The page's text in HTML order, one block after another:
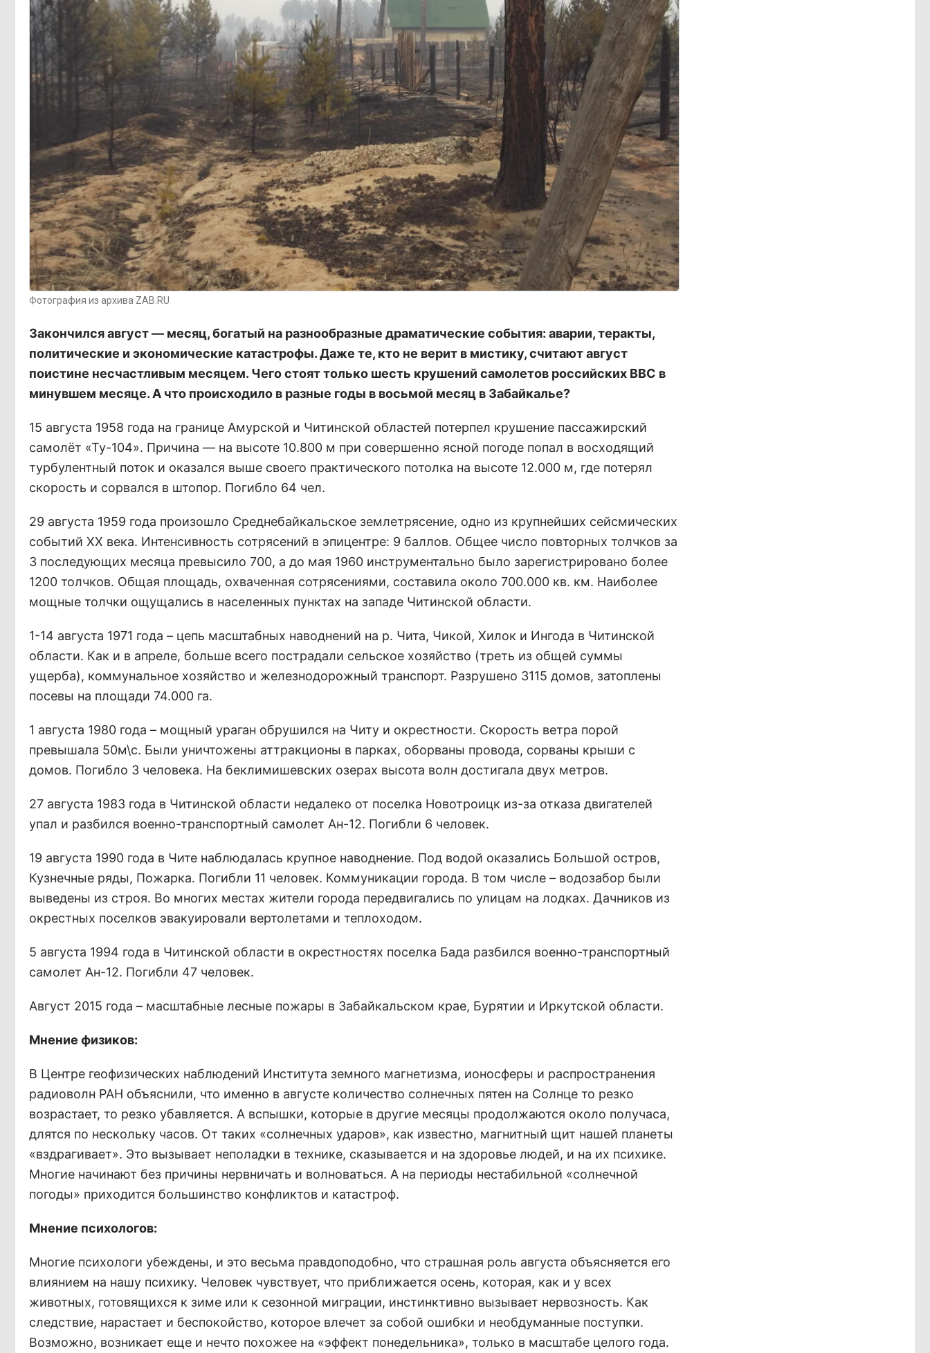
Фотография из архива ZAB.RU
Закончился август — месяц, богатый на разнообразные драматические события: аварии, теракты,
политические и экономические катастрофы. Даже те, кто не верит в мистику, считают август
поистине несчастливым месяцем. Чего стоят только шесть крушений самолетов российских ВВС в
минувшем месяце. А что происходило в разные годы в восьмой месяц в Забайкалье?
15 августа 1958 года на границе Амурской и Читинской областей потерпел крушение пассажирский
самолёт «Ту-104». Причина — на высоте 10.800 м при совершенно ясной погоде попал в восходящий
турбулентный поток и оказался выше своего практического потолка на высоте 12.000 м, где потерял
скорость и сорвался в штопор. Погибло 64 чел.
29 августа 1959 года произошло Среднебайкальское землетрясение, одно из крупнейших сейсмических
событий ХХ века. Интенсивность сотрясений в эпицентре: 9 баллов. Общее число повторных толчков за
3 последующих месяца превысило 700, а до мая 1960 инструментально было зарегистрировано более
1200 толчков. Общая площадь, охваченная сотрясениями, составила около 700.000 кв. км. Наиболее
мощные толчки ощущались в населенных пунктах на западе Читинской области.
1-14 августа 1971 года – цепь масштабных наводнений на р. Чита, Чикой, Хилок и Ингода в Читинской
области. Как и в апреле, больше всего пострадали сельское хозяйство (треть из общей суммы
ущерба), коммунальное хозяйство и железнодорожный транспорт. Разрушено 3115 домов, затоплены
посевы на площади 74.000 га.
1 августа 1980 года – мощный ураган обрушился на Читу и окрестности. Скорость ветра порой
превышала 50м\с. Были уничтожены аттракционы в парках, оборваны провода, сорваны крыши с
домов. Погибло 3 человека. На беклимишевских озерах высота волн достигала двух метров.
27 августа 1983 года в Читинской области недалеко от поселка Новотроицк из-за отказа двигателей
упал и разбился военно-транспортный самолет Ан-12. Погибли 6 человек.
19 августа 1990 года в Чите наблюдалась крупное наводнение. Под водой оказались Большой остров,
Кузнечные ряды, Пожарка. Погибли 11 человек. Коммуникации города. В том числе – водозабор были
выведены из строя. Во многих местах жители города передвигались по улицам на лодках. Дачников из
окрестных поселков эвакуировали вертолетами и теплоходом.
5 августа 1994 года в Читинской области в окрестностях поселка Бада разбился военно-транспортный
самолет Ан-12. Погибли 47 человек.
Август 2015 года – масштабные лесные пожары в Забайкальском крае, Бурятии и Иркутской области.
Мнение физиков:
В Центре геофизических наблюдений Института земного магнетизма, ионосферы и распространения
радиоволн РАН объяснили, что именно в августе количество солнечных пятен на Солнце то резко
возрастает, то резко убавляется. А вспышки, которые в другие месяцы продолжаются около получаса,
длятся по нескольку часов. От таких «солнечных ударов», как известно, магнитный щит нашей планеты
«вздрагивает». Это вызывает неполадки в технике, сказывается и на здоровье людей, и на их психике.
Многие начинают без причины нервничать и волноваться. А на периоды нестабильной «солнечной
погоды» приходится большинство конфликтов и катастроф.
Мнение психологов:
Многие психологи убеждены, и это весьма правдоподобно, что страшная роль августа объясняется его
влиянием на нашу психику. Человек чувствует, что приближается осень, которая, как и у всех
животных, готовящихся к зиме или к сезонной миграции, инстинктивно вызывает нервозность. Как
следствие, нарастает и беспокойство, которое влечет за собой ошибки и необдуманные поступки.
Возможно, возникает еще и нечто похожее на «эффект понедельника», только в масштабе целого года.